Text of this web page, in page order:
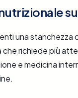
una stanchezza
richiede più
e medicina